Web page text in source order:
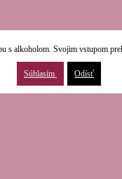
s alkoholom. Svojim vstupom
Súhlasím Odísť